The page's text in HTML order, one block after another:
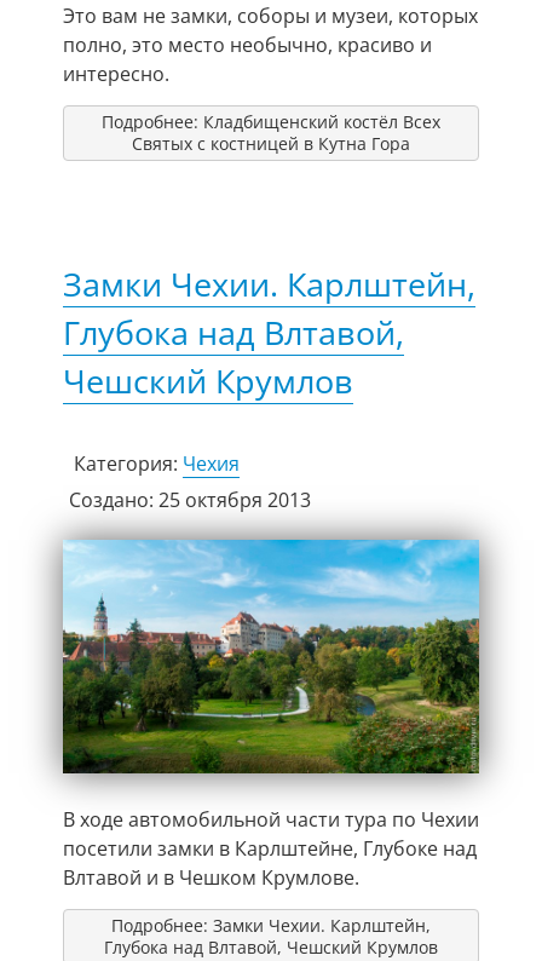
Это вам не замки, соборы и музеи, которых
полно, это место необычно, красиво и
интересно.
Подробнее: Кладбищенский костёл Всех
Святых с костницей в Кутна Гора
Замки Чехии. Карлштейн,
Глубока над Влтавой,
Чешский Крумлов
Категория: Чехия
Создано: 25 октября 2013
В ходе автомобильной части тура по Чехии
посетили замки в Карлштейне, Глубоке над
Влтавой и в Чешком Крумлове.
Подробнее: Замки Чехии. Карлштейн,
Глубока над Влтавой, Чешский Крумлов